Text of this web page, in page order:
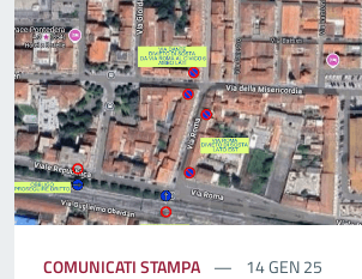
COMUNICATI STAMPA 14 GEN 25